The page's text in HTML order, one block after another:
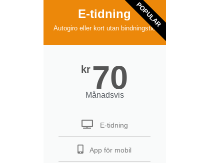
E-tidning
Autogiro eller kort utan bindningstid
kr 70
Månadsvis
E-tidning
App för mobil
POPULAR